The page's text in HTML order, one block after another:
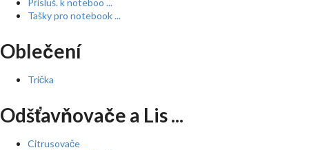
Přísluš. k noteboo ...
Tašky pro notebook ...
Oblečení
Trička
Odšťavňovače a Lis ...
Citrusovače